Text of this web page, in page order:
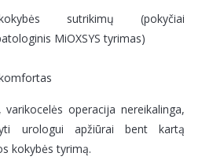
sutrikimų (pokyčiai
MiOXSYS tyrimas)
operacija nereikalinga,
urologui apžiūrai bent kartą
kokybės tyrimą.